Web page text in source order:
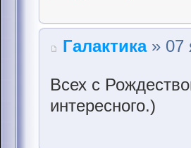
Галактика» 07
Всех с
интересного.)